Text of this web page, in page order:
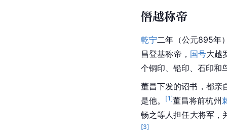
僭越称帝
乾宁二年（公元895年
昌登基称帝， 国号大越
个铜印、铅印、石印和
董昌下发的诏书，都亲
是他。
[1]董昌将前杭州
畅之等人担任大将军，
[3]